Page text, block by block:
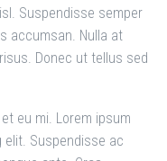
Suspendisse semper
accumsan. Nulla at
Donec ut tellus sed
eu mi. Lorem ipsum
Suspendisse ac